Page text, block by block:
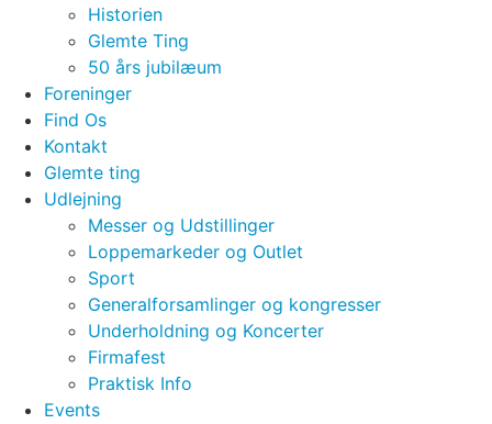
Historien
Glemte Ting
50 års jubilæum
Foreninger
Find Os
Kontakt
Glemte ting
Udlejning
Messer og Udstillinger
Loppemarkeder og Outlet
Sport
Generalforsamlinger og kongresser
Underholdning og Koncerter
Firmafest
Praktisk Info
Events